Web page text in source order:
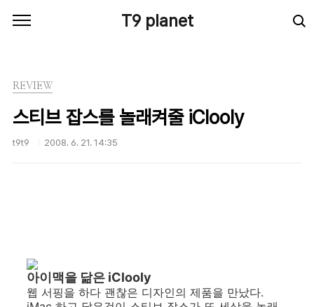
T9 planet
REVIEW
스티브 잡스를 놀래켜줄 iClooly
t9t9 2008. 6. 21. 14:35
아이맥을 닮은 iClooly
웹 서핑을 하다 괜찮은 디자인의 제품을 만났다.